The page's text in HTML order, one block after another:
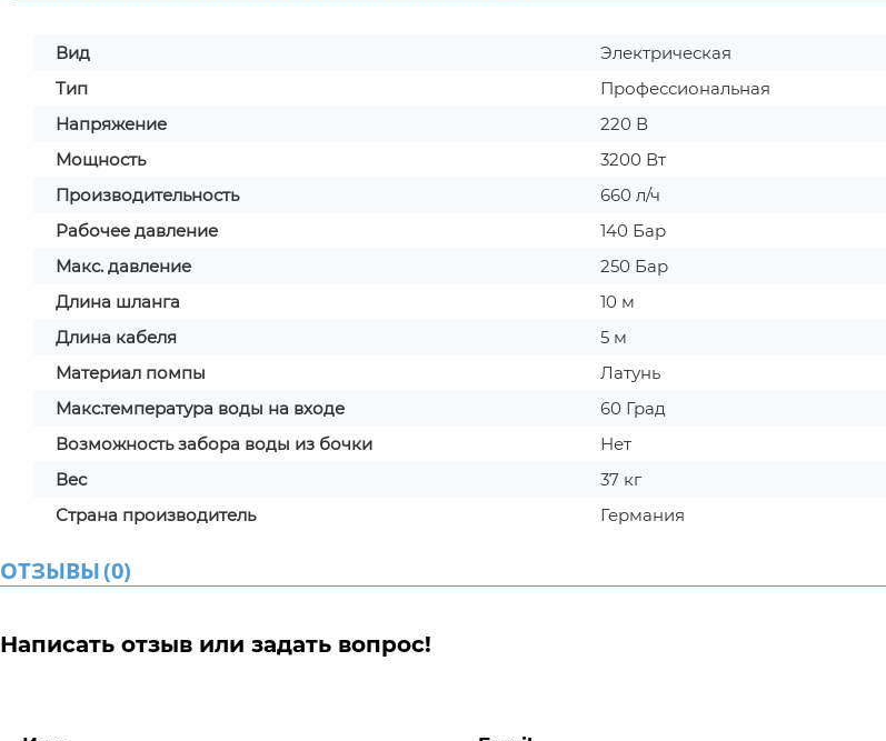
Вид
Электрическая
Тип
Профессиональная
Напряжение
220 В
Мощность
3200 Вт
Производительность
660 л/ч
Рабочее давление
140 Бар
Макс. давление
250 Бар
Длина шланга
10 м
Длина кабеля
5 м
Материал помпы
Латунь
Макс.температура воды на входе
60 Град
Возможность забора воды из бочки
Нет
Вес
37 кг
Страна производитель
Германия
ОТЗЫВЫ(0)
Написать отзыв или задать вопрос!